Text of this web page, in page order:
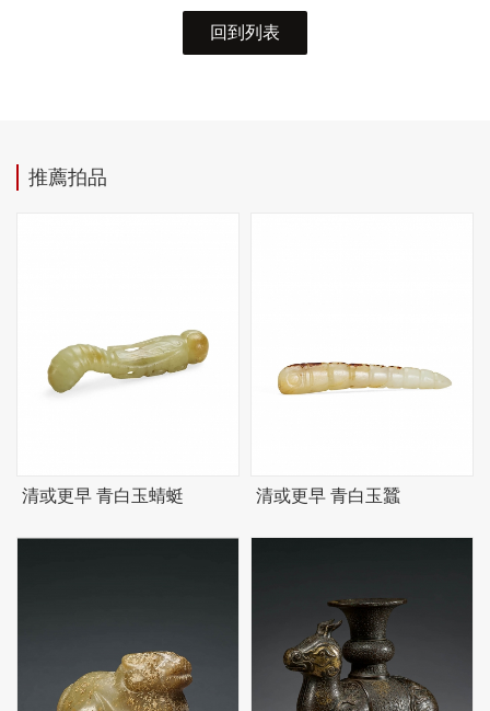
回到列表
推薦拍品
清或更早 青白玉蜻蜓 清或更早 青白玉蠶